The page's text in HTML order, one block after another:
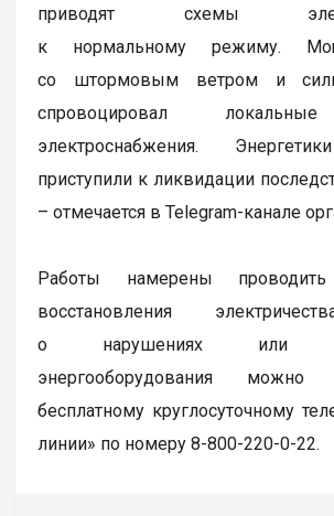
приводят схемы
к нормальному режиму.
со штормовым ветром и
спровоцировал
электроснабжения.
приступили к ликвидации
– отмечается в Telegram-канале
Работы намерены
восстановления
о нарушениях или
энергооборудования
бесплатному круглосуточному
линии» по номеру 8-800-220-0-22.